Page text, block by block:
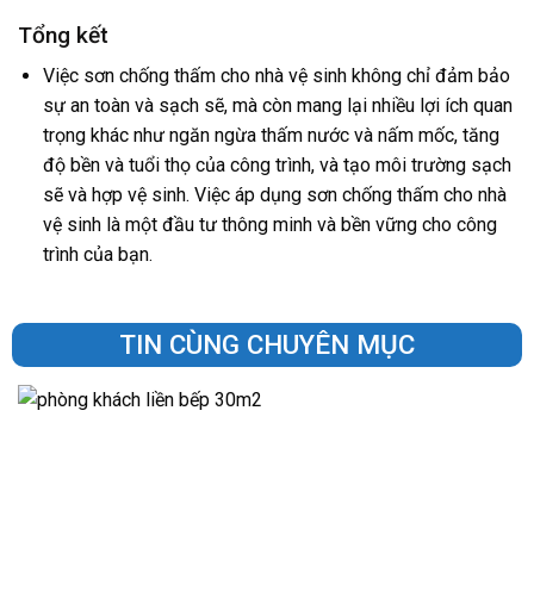
Tổng kết
Việc sơn chống thấm cho nhà vệ sinh không chỉ đảm bảo
sự an toàn và sạch sẽ, mà còn mang lại nhiều lợi ích quan
trọng khác như ngăn ngừa thấm nước và nấm mốc, tăng
độ bền và tuổi thọ của công trình, và tạo môi trường sạch
sẽ và hợp vệ sinh. Việc áp dụng sơn chống thấm cho nhà
vệ sinh là một đầu tư thông minh và bền vững cho công
trình của bạn.
TIN CÙNG CHUYÊN MỤC